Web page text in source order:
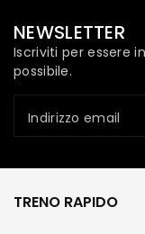
NEWSLETTER
Iscriviti per essere
possibile.
Indirizzo email
TRENO RAPIDO